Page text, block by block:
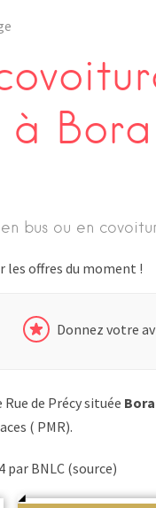
à
bus ou en
les offres du moment !
Donnez votre
Rue de Précy située
( PMR).
par BNLC (source)